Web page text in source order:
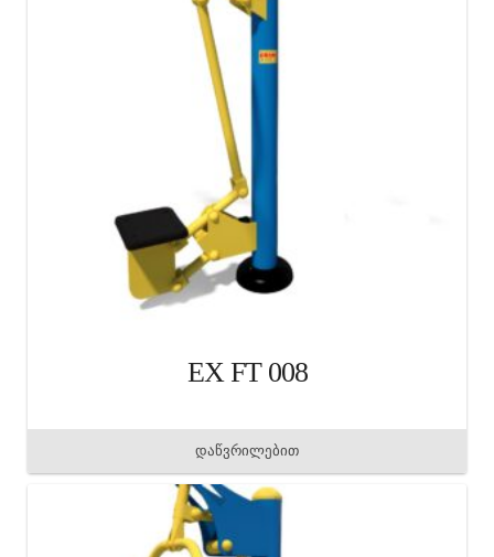
EX FT 008
დაწვრილებით